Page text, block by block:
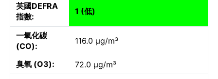
英國DEFRA
指數:
1 (低)
一氧化碳
(CO):
116.0 µg/m³
臭氧 (O3):
72.0 µg/m³